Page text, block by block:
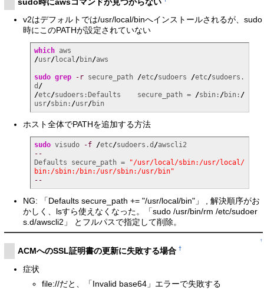
v2はデフォルトでは/usr/local/binへインストールされるが、sudo
時にこのPATHが設定されていない
which
/usr/local/bin/aws
sudo grep -r secure_path /etc/sudoers /etc/sudoers.
d /
/etc/sudoers:Defaults    secure_path = /sbin: /bin: /
usr/sbin: /usr/bin
ホスト全体でPATHを追加する方法
sudo visudo -f /etc/sudoers.d /
awscli2
--
Defaults secure_path =
"/usr/local/sbin:/usr/local/
bin:/sbin:/bin:/usr/sbin:/usr/bin"
--
NG: 「Defaults secure_path += "/usr/local/bin"」 , 解決順序がお
かしく、lsすら使えなくなった。「sudo /usr/bin/rm /etc/sudoer
s.d/awscli2」 とフルパスで指定して削除。
↑
ACMへのSSL証明書の更新に失敗する場合 †
症状
file://だと、「Invalid base64」エラーで失敗する